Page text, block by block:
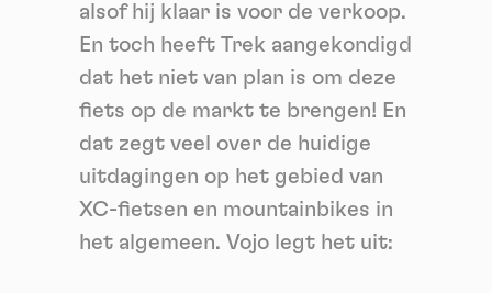
alsof hij klaar is voor de verkoop.
En toch heeft Trek aangekondigd
dat het niet van plan is om deze
fiets op de markt te brengen! En
dat zegt veel over de huidige
uitdagingen op het gebied van
XC-fietsen en mountainbikes in
het algemeen. Vojo legt het uit: